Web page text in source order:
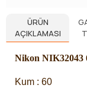
ÜRÜN
AÇIKLAMASI
Nikon NIK32043
Kum : 60